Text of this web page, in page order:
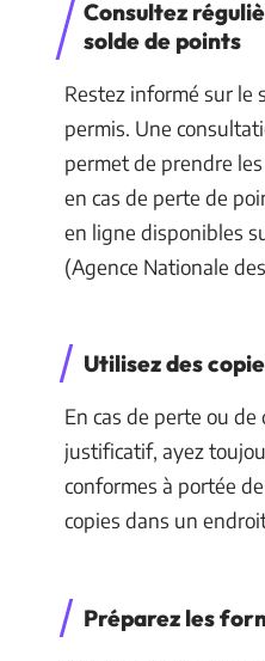
Consultez
solde de points
Restez informé sur le
permis. Une
permet de prendre
en cas de perte de
en ligne disponibles
(Agence Nationale
Utilisez des
En cas de perte ou
justificatif, ayez
conformes à portée
copies dans un
Préparez les